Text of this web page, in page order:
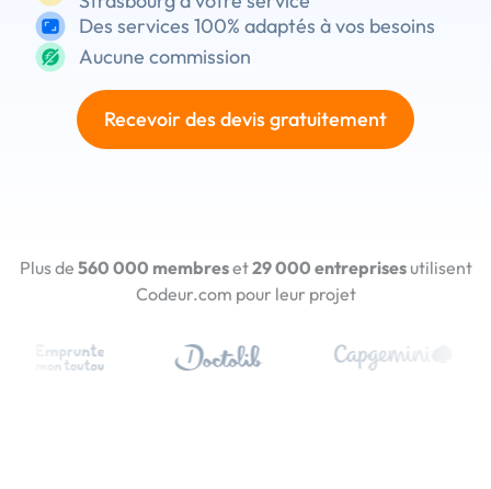
Des services 100% adaptés à vos besoins
Aucune commission
Recevoir des devis gratuitement
Plus de 560 000 membreset29 000 entreprisesutilisent
Codeur.com pour leur projet